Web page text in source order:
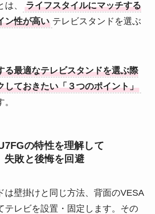
、
ライフスタイルにマッチする
ン性が高い テレビスタンドを選ぶ
る最適なテレビスタンドを選ぶ際
しておきたい「３つのポイント」
の特性を理解して
失敗と後悔を回避
は壁掛けと同じ方法、背面のVESA
テレビを設置・固定します。その